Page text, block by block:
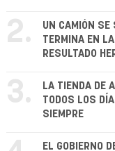
2.
UN CAMIÓN SE
TERMINA EN
RESULTADO
3.
LA TIENDA DE
TODOS LOS
SIEMPRE
EL GOBIERNO